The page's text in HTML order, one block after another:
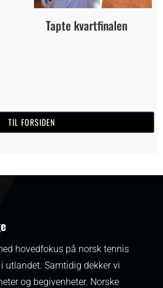
Tapte kvartfinalen
TIL FORSIDEN
hovedfokus på norsk tennis
utlandet. Samtidig dekker vi
og begivenheter. Norske